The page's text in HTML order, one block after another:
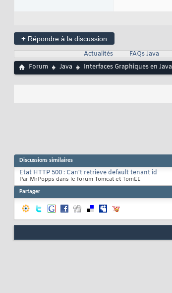
+ Répondre à la discussion
Actualités
FAQs Java
Forum
Java Interfaces Graphiques en Java
Discussions similaires
Etat HTTP 500 : Can't retrieve default tenant id
Par MrPopps dans le forum Tomcat et TomEE
Partager